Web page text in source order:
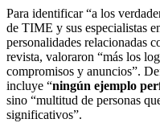
Para identificar “a los
de TIME y sus especialistas
personalidades relacionadas
revista, valoraron “más los
compromisos y anuncios”.
incluye “ningún ejemplo
sino “multitud de personas
significativos”.